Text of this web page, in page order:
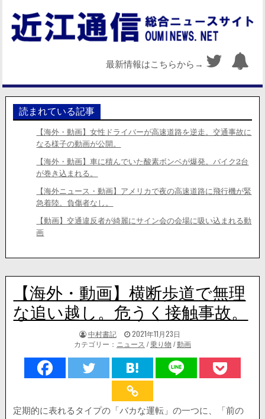
最新情報はこちらから→
読まれている記事
【海外・動画】女性ドライバーが高速道路を逆走。交通事故に
なる様子の動画が公開。
【海外・動画】車に積んでいた酸素ボンベが爆発。バイク2台
が巻き込まれる。
【海外ニュース・動画】アメリカで夜の高速道路に飛行機が緊
急着陸。負傷者なし。
【動画】交通違反者が綺麗にサイン会の会場に吸い込まれる動
画
【海外・動画】横断歩道で無理
な追い越し。危うく接触事故。
著
者:
中村書記
掲
載
日：
2021年11月23日
カテゴリー： ニュース /乗り物 /動画
定期的に表れるタイプの「バカな運転」の一つに、「前の